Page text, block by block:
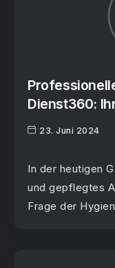
Dienst360:
23. Juni 2024
In der heutigen
und gepflegtes
Frage der